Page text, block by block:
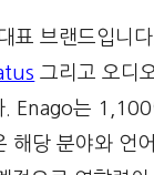
표 브랜드입니
그리고 오디
Enago는
당 분야와 언